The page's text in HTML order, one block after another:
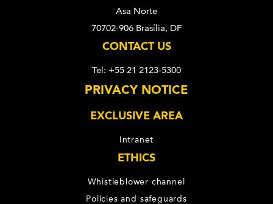
Asa Norte
70702-906 Brasília, DF
CONTACT US
Tel: +55 21 2123-5300
PRIVACY NOTICE
EXCLUSIVE AREA
Intranet
ETHICS
Whistleblower channel
Policies and safeguards